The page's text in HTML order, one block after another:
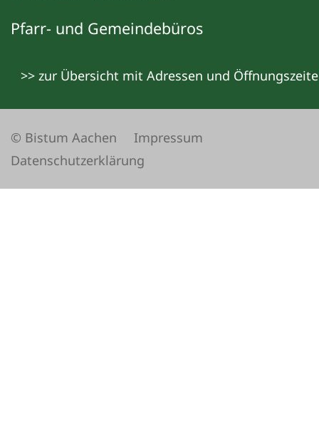
Pfarr- und Gemeindebüros
>> zur Übersicht mit Adressen und
© Bistum Aachen
Impressum
Datenschutzerklärung